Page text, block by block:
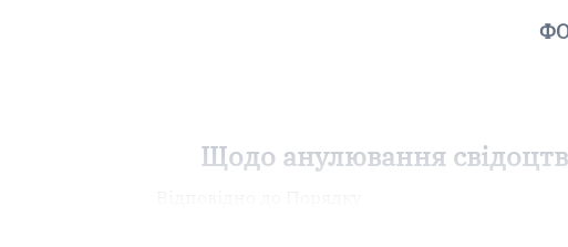
Щодо анулювання